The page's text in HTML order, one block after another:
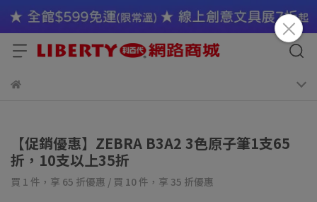
【促銷優惠】ZEBRA B3A2 3色原子筆1支65
折，10支以上35折
買 1 件， 享 65 折優惠 / 買 10 件， 享 35 折優惠